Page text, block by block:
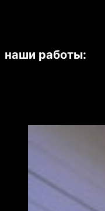
наши работы: